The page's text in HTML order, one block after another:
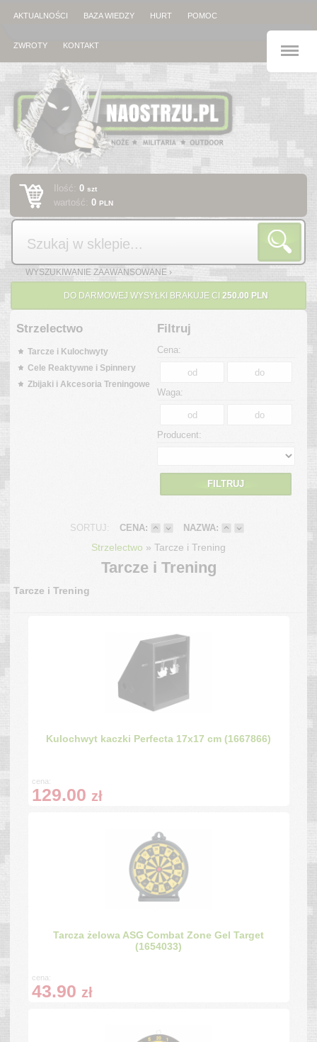
AKTUALNOŚCI BAZA WIEDZY HURT POMOC
ZWROTY KONTAKT
Ilość:0szt
wartość:0PLN
Szukaj
WYSZUKIWANIE ZAAWANSOWANE ›
DO DARMOWEJ WYSYŁKI BRAKUJE CI 250.00 PLN
Strzelectwo
Tarcze i Kulochwyty
Cele Reaktywne i Spinnery
Zbijaki i Akcesoria Treningowe
Filtruj
Cena:
Waga:
Producent:
FILTRUJ
SORTUJ: CENA: NAZWA:
Strzelectwo » Tarcze i Trening
Tarcze i Trening
Tarcze i Trening
Kulochwyt kaczki Perfecta 17x17 cm (1667866)
cena:
129.00 zł
Tarcza żelowa ASG Combat Zone Gel Target
(1654033)
cena:
43.90 zł